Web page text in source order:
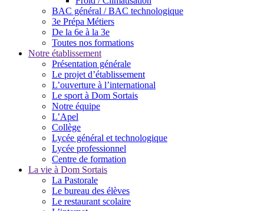
BAC général / BAC technologique
3e Prépa Métiers
De la 6e à la 3e
Toutes nos formations
Notre établissement
Présentation générale
Le projet d’établissement
L’ouverture à l’international
Le sport à Dom Sortais
Notre équipe
L’Apel
Collège
Lycée général et technologique
Lycée professionnel
Centre de formation
La vie à Dom Sortais
La Pastorale
Le bureau des élèves
Le restaurant scolaire